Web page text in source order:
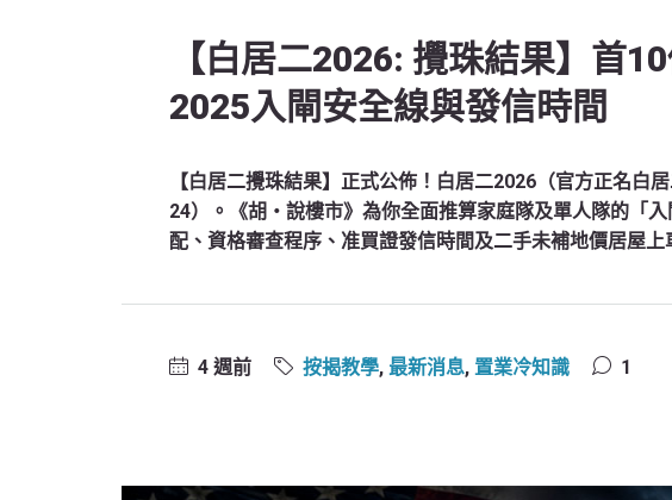
【白居二2026: 攪珠結果】首
2025入閘安全線與發信時間
【白居二攪珠結果】正式公佈！白居二2026（官方正名白
24）。《胡‧說樓市》為你全面推算家庭隊及單人隊的「
配、資格審查程序、准買證發信時間及二手未補地價居屋上
4 週前 按揭教學, 最新消息, 置業冷知識 1